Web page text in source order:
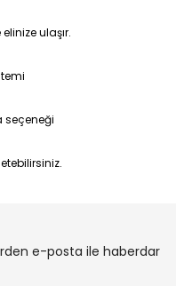
ulaşır.
seçeneği
e-posta ile haberdar